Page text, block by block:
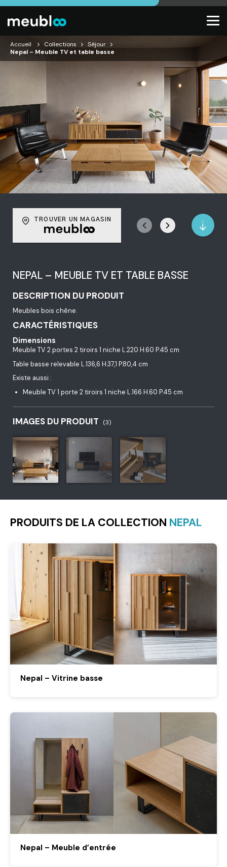
Accueil Collections
Séjour
Nepal – Meuble TV et table basse
TROUVER UN MAGASIN
NEPAL – MEUBLE TV ET TABLE BASSE
DESCRIPTION DU PRODUIT
Meubles bois chêne.
CARACTÉRISTIQUES
Dimensions
Meuble TV 2 portes 2 tiroirs 1 niche L.220 H.60 P.45 cm
Table basse relevable L.136,6 H.37,1 P.80,4 cm
Existe aussi :
Meuble TV 1 porte 2 tiroirs 1 niche L.166 H.60 P.45 cm
IMAGES DU PRODUIT (3)
PRODUITS DE LA COLLECTION NEPAL
Nepal – Vitrine basse
Nepal – Meuble d’entrée